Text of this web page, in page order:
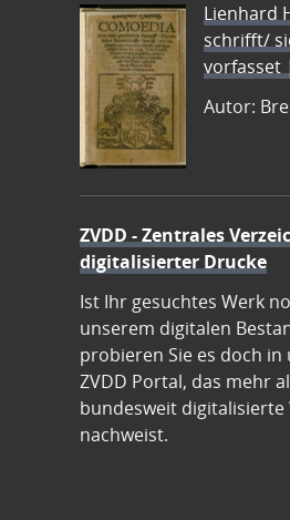
Lienhard
schrifft/
vorfasset
Autor:
ZVDD - Zentrales
digitalisierter Drucke
Ist Ihr gesuchtes Werk
unserem digitalen
probieren Sie es doch in
ZVDD Portal, das mehr
bundesweit digitalisierte
nachweist.